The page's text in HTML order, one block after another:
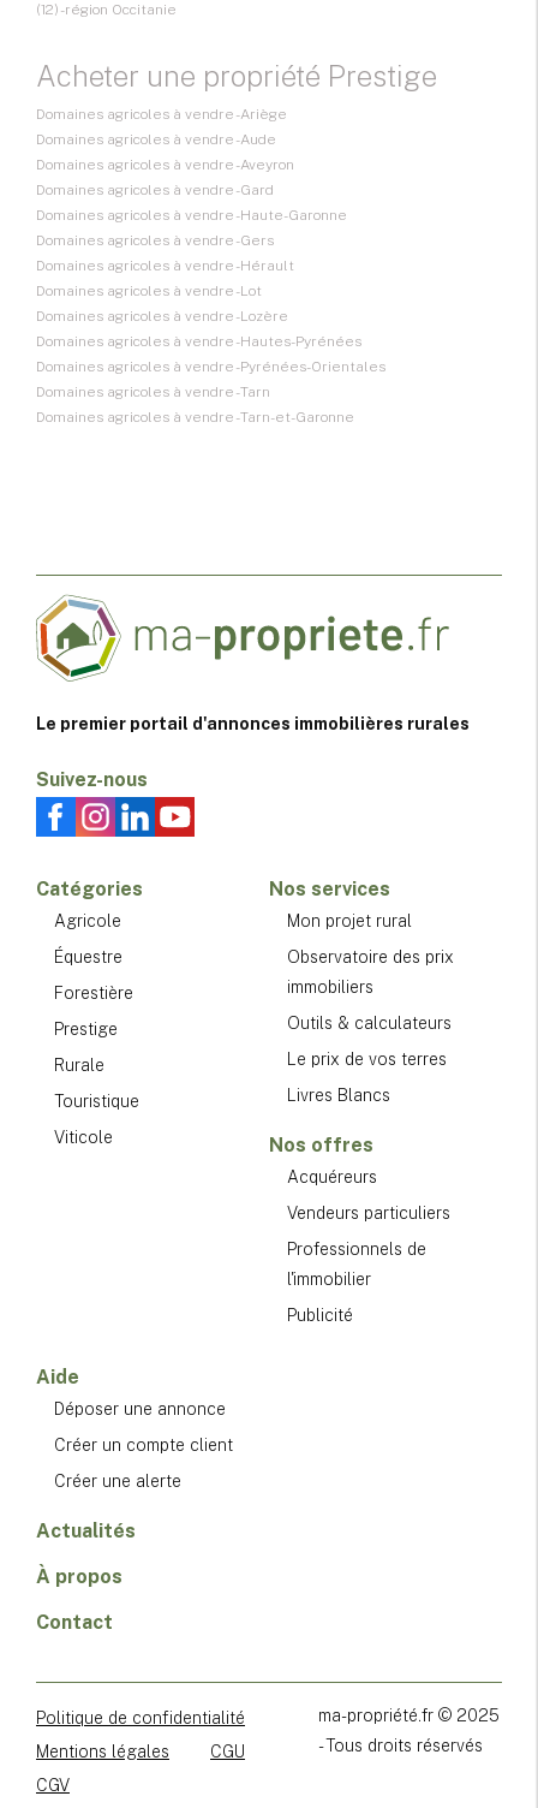
(12) - région Occitanie
Acheter une propriété Prestige
Domaines agricoles à vendre - Ariège
Domaines agricoles à vendre - Aude
Domaines agricoles à vendre - Aveyron
Domaines agricoles à vendre - Gard
Domaines agricoles à vendre - Haute-Garonne
Domaines agricoles à vendre - Gers
Domaines agricoles à vendre - Hérault
Domaines agricoles à vendre - Lot
Domaines agricoles à vendre - Lozère
Domaines agricoles à vendre - Hautes-Pyrénées
Domaines agricoles à vendre - Pyrénées-Orientales
Domaines agricoles à vendre - Tarn
Domaines agricoles à vendre - Tarn-et-Garonne
Le premier portail d'annonces immobilières rurales
Suivez-nous
Catégories
Agricole
Équestre
Forestière
Prestige
Rurale
Touristique
Viticole
Nos services
Mon projet rural
Observatoire des prix
immobiliers
Outils & calculateurs
Le prix de vos terres
Livres Blancs
Nos offres
Acquéreurs
Vendeurs particuliers
Professionnels de
l'immobilier
Publicité
Aide
Déposer une annonce
Créer un compte client
Créer une alerte
Actualités
À propos
Contact
Politique de confidentialité
Mentions légales
CGU
CGV
ma-propriété.fr © 2025
- Tous droits réservés